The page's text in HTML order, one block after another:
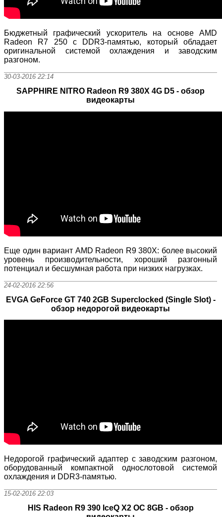
Бюджетный графический ускоритель на основе AMD
Radeon R7 250 с DDR3-памятью, который обладает
оригинальной системой охлаждения и заводским
разгоном.
30-03-2016 22:14
SAPPHIRE NITRO Radeon R9 380X 4G D5 - обзор
видеокарты
Еще один вариант AMD Radeon R9 380X: более высокий
уровень производительности, хороший разгонный
потенциал и бесшумная работа при низких нагрузках.
24-02-2016 22:56
EVGA GeForce GT 740 2GB Superclocked (Single Slot) -
обзор недорогой видеокарты
Недорогой графический адаптер с заводским разгоном,
оборудованный компактной однослотовой системой
охлаждения и DDR3-памятью.
15-02-2016 22:03
HIS Radeon R9 390 IceQ X2 OC 8GB - обзор